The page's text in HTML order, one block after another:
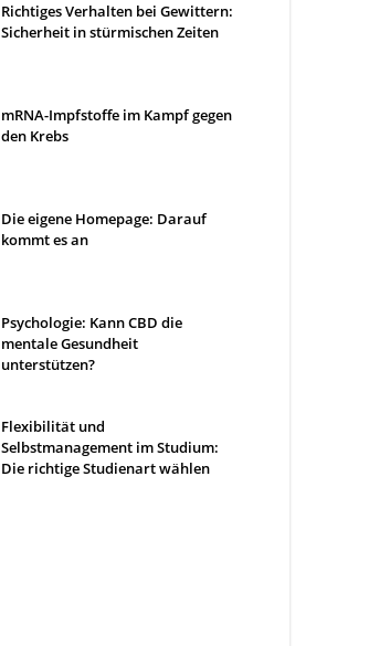
Richtiges Verhalten bei Gewittern:
Sicherheit in stürmischen Zeiten
mRNA-Impfstoffe im Kampf gegen
den Krebs
Die eigene Homepage: Darauf
kommt es an
Psychologie: Kann CBD die
mentale Gesundheit
unterstützen?
Flexibilität und
Selbstmanagement im Studium:
Die richtige Studienart wählen